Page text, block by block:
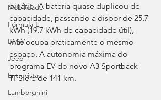
Mobilidade
Fórmula E
BMW
Jeep
Entrevistas
Lamborghini
binário. A bateria quase duplicou de
capacidade, passando a dispor de 25,7
kWh (19,7 kWh de capacidade útil),
mas ocupa praticamente o mesmo
espaço. A autonomia máxima do
programa EV do novo A3 Sportback
TFSIe é de 141 km.